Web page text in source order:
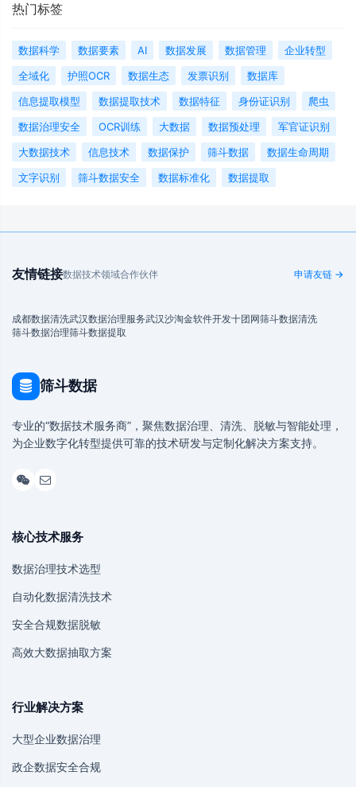
热门标签
数据科学 数据要素 AI 数据发展 数据管理
企业转型
全域化
护照OCR 数据生态 发票识别
数据库
信息提取模型
数据提取技术 数据特征 身份证识别
爬虫
数据治理安全
OCR训练 大数据 数据预处理
军官证识别
大数据技术
信息技术 数据保护 筛斗数据
数据生命周期
文字识别
筛斗数据安全 数据标准化 数据提取
友情链接数据技术领域合作伙伴 申请友链 →
成都数据清洗武汉数据治理服务武汉沙淘金软件开发十团网筛斗数据清洗
筛斗数据治理筛斗数据提取
筛斗数据
专业的“数据技术服务商”，聚焦数据治理、清洗、脱敏与智能处理，
为企业数字化转型提供可靠的技术研发与定制化解决方案支持。
核心技术服务
数据治理技术选型
自动化数据清洗技术
安全合规数据脱敏
高效大数据抽取方案
行业解决方案
大型企业数据治理
政企数据安全合规